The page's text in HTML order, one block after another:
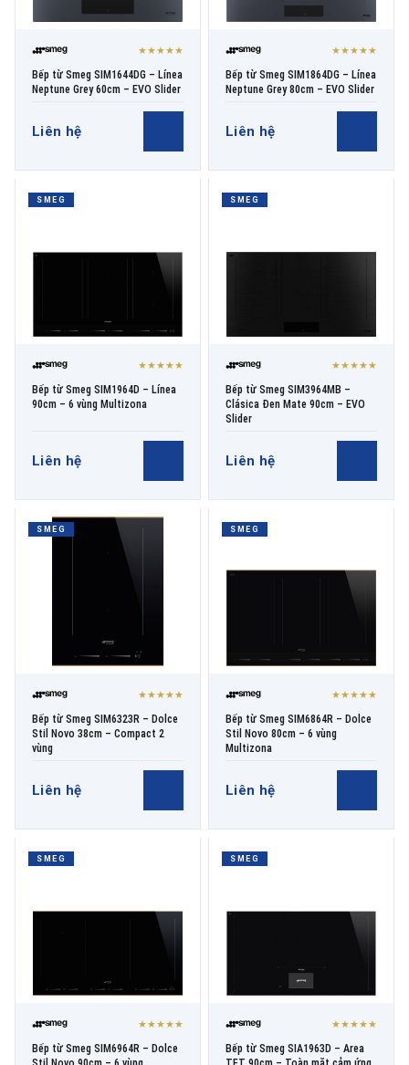
★★★★★
Bếp từ Smeg SIM1644DG – Línea
Neptune Grey 60cm – EVO Slider
Liên hệ
★★★★★
Bếp từ Smeg SIM1864DG – Línea
Neptune Grey 80cm – EVO Slider
Liên hệ
SMEG
★★★★★
Bếp từ Smeg SIM1964D – Línea
90cm – 6 vùng Multizona
Liên hệ
SMEG
★★★★★
Bếp từ Smeg SIM3964MB –
Clásica Đen Mate 90cm – EVO
Slider
Liên hệ
SMEG
★★★★★
Bếp từ Smeg SIM6323R – Dolce
Stil Novo 38cm – Compact 2
vùng
Liên hệ
SMEG
★★★★★
Bếp từ Smeg SIM6864R – Dolce
Stil Novo 80cm – 6 vùng
Multizona
Liên hệ
SMEG
★★★★★
Bếp từ Smeg SIM6964R – Dolce
SMEG
★★★★★
Bếp từ Smeg SIA1963D – Area